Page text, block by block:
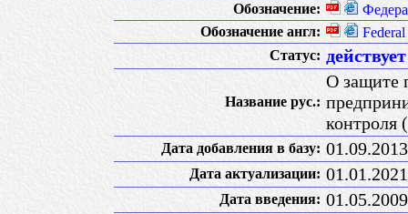
Обозначение:
Обозначение англ:
Статус: действует
Название рус.:
О защите
контроля
Дата добавления в базу: 01.09.2013
Дата актуализации: 01.01.2021
Дата введения: 01.05.2009